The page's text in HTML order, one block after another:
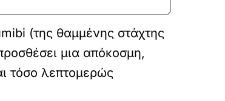
(της θαμμένης στάχτης
μια απόκοσμη,
τόσο λεπτομερώς